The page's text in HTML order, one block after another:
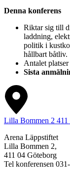
Denna konferens
Riktar sig till
laddning,
politik i
hållbart båtliv.
Antalet
Sista
Lilla Bommen 2 411
Arena Läppstiftet
Lilla Bommen 2,
411 04 Göteborg
Tel konferensen